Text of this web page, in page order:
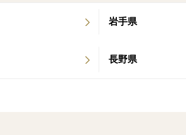
岩手県
長野県